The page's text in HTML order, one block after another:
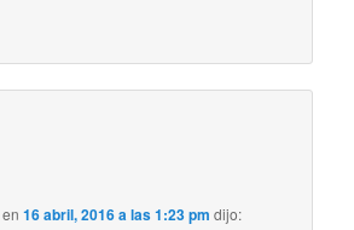
en16 abril, 2016 a las 1:23 pm dijo: